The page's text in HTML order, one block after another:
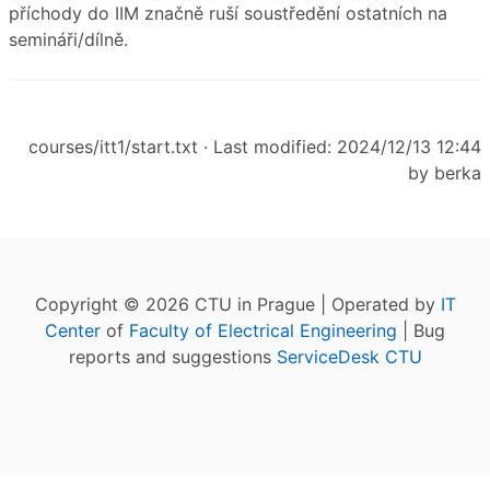
příchody do IIM značně ruší soustředění ostatních na
semináři/dílně.
courses/itt1/start.txt · Last modified: 2024/12/13 12:44
by berka
Copyright © 2026 CTU in Prague | Operated by IT
Center of Faculty of Electrical Engineering | Bug
reports and suggestions ServiceDesk CTU